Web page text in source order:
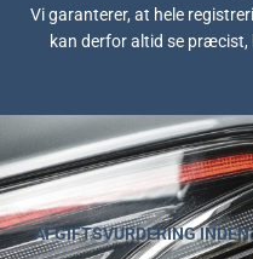
Vi garanterer, at hele
kan derfor altid se præcist,
AFGIFTSVURDERING